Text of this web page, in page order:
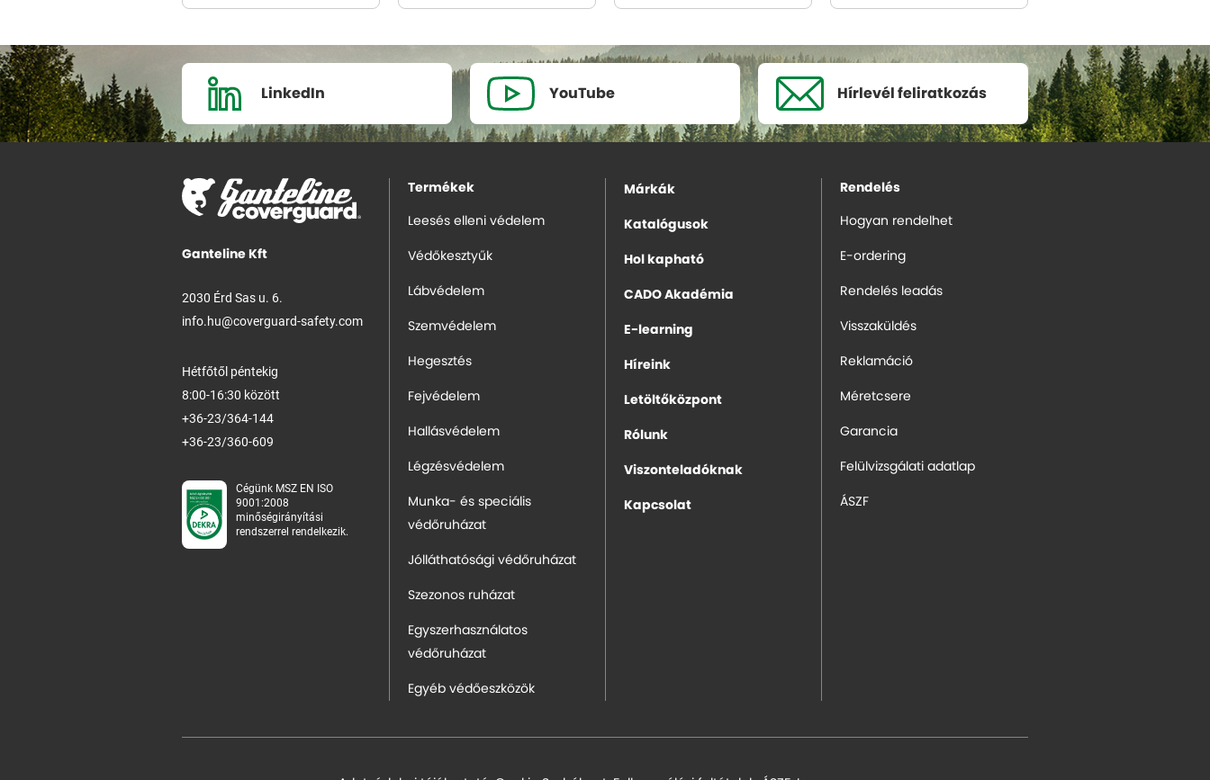
LinkedIn YouTube Hírlevél feliratkozás
Ganteline Kft
2030 Érd Sas u. 6.
info.hu@coverguard-safety.com
Hétfőtől péntekig
8:00-16:30 között
+36-23/364-144
+36-23/360-609
Cégünk MSZ EN ISO
9001:2008
minőségirányítási
rendszerrel rendelkezik.
Termékek
Leesés elleni védelem
Védőkesztyűk
Lábvédelem
Szemvédelem
Hegesztés
Fejvédelem
Hallásvédelem
Légzésvédelem
Munka- és speciális
védőruházat
Jólláthatósági védőruházat
Szezonos ruházat
Egyszerhasználatos
védőruházat
Egyéb védőeszközök
Márkák
Katalógusok
Hol kapható
CADO Akadémia
E-learning
Híreink
Letöltőközpont
Rólunk
Viszonteladóknak
Kapcsolat
Rendelés
Hogyan rendelhet
E-ordering
Rendelés leadás
Visszaküldés
Reklamáció
Méretcsere
Garancia
Felülvizsgálati adatlap
ÁSZF